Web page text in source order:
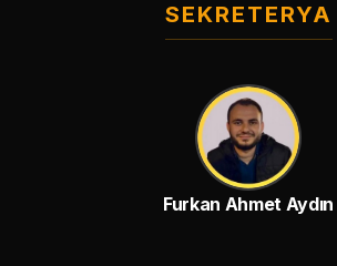
SEKRETERYA
Furkan Ahmet Aydın